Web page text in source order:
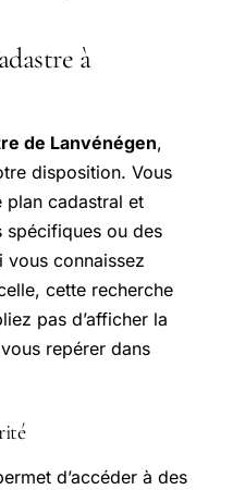
à
de Lanvénégen,
disposition. Vous
plan cadastral et
spécifiques ou des
vous connaissez
cette recherche
pas d’afficher la
repérer dans
d’accéder à des